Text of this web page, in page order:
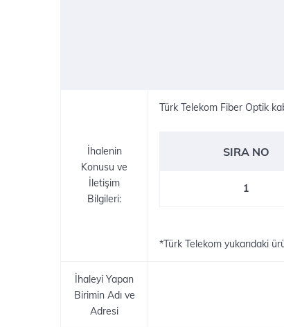
İhalenin
Konusu ve
İletişim
Bilgileri:
Türk Telekom Fiber Optik
SIRA NO
1
*Türk Telekom yukarıdaki
İhaleyi Yapan
Birimin Adı ve
Adresi